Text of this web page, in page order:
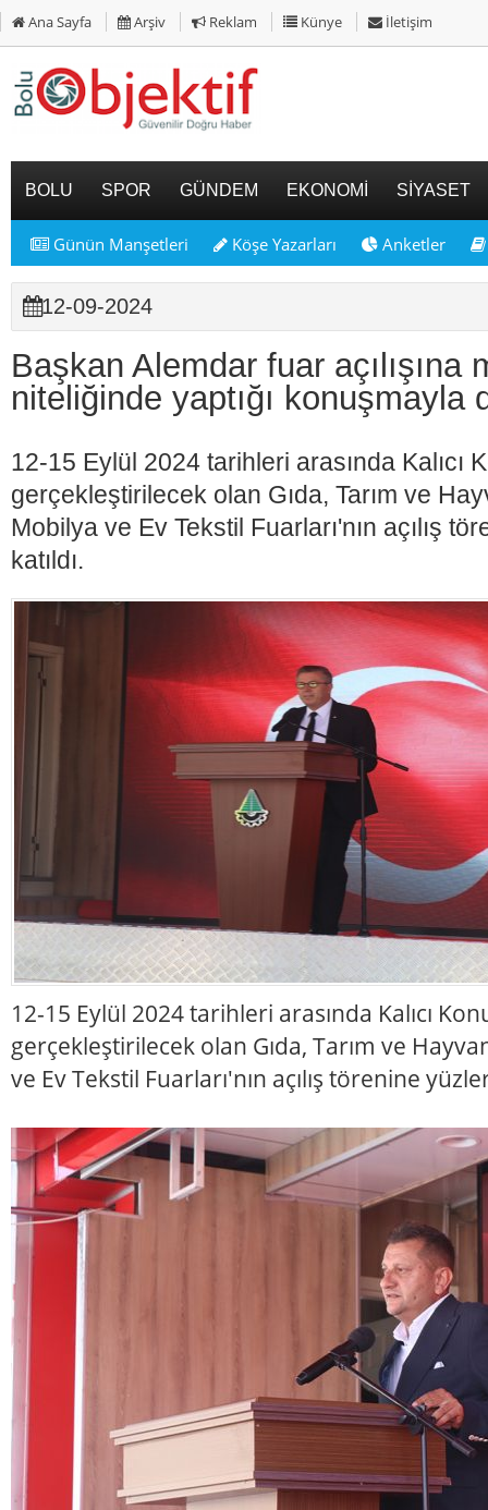
Ana Sayfa Arşiv Reklam Künye İletişim
BOLU SPOR GÜNDEM EKONOMİ SİYASET
Günün Manşetleri Köşe Yazarları Anketler
12-09-2024
Başkan Alemdar fuar açılışına
niteliğinde yaptığı konuşmayla
12-15 Eylül 2024 tarihleri arasında Kalıcı
gerçekleştirilecek olan Gıda, Tarım ve
Mobilya ve Ev Tekstil Fuarları'nın açılış
katıldı.
12-15 Eylül 2024 tarihleri arasında Kalıcı
gerçekleştirilecek olan Gıda, Tarım ve
ve Ev Tekstil Fuarları'nın açılış törenine